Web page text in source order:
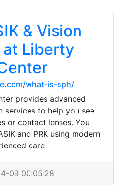
& Vision
Liberty
what-is-sph/
provides advanced
services to help you see
or contact lenses. You
and PRK using modern
care
09 00:05:28